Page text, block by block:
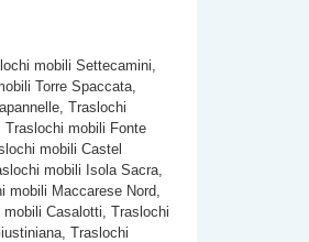
mobili Settecamini,
Torre Spaccata,
Traslochi
mobili Fonte
mobili Castel
mobili Isola Sacra,
mobili Maccarese Nord,
Casalotti, Traslochi
Traslochi